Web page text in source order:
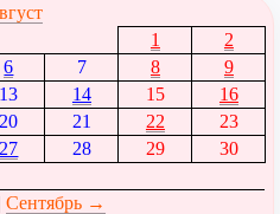
1
2
6 7 8
9
13 14 15
16
20 21 22
23
27 28 29
30
Сентябрь →